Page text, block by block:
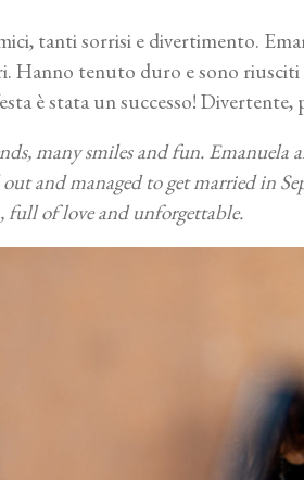
tanti sorrisi e divertimento.
Hanno tenuto duro e sono riusciti
è stata un successo! Divertente,
many smiles and fun. Emanuela
and managed to get married in
full of love and unforgettable.